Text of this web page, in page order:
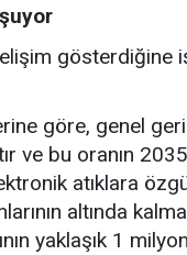
gösterdiğine
göre, genel
ve bu oranın 2035
atıklara
altında
yaklaşık 1